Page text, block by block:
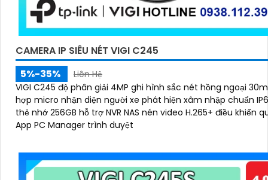
CAMERA IP SIÊU NÉT VIGI C245
5%-35%
Liên Hệ
VIGI C245 độ phân giải 4MP ghi hình sắc nét hồng ngoại
hợp micro nhận diện người xe phát hiện xâm nhập chuẩn
thẻ nhớ 256GB hỗ trợ NVR NAS nén video H.265+ điều khiển
App PC Manager trình duyệt